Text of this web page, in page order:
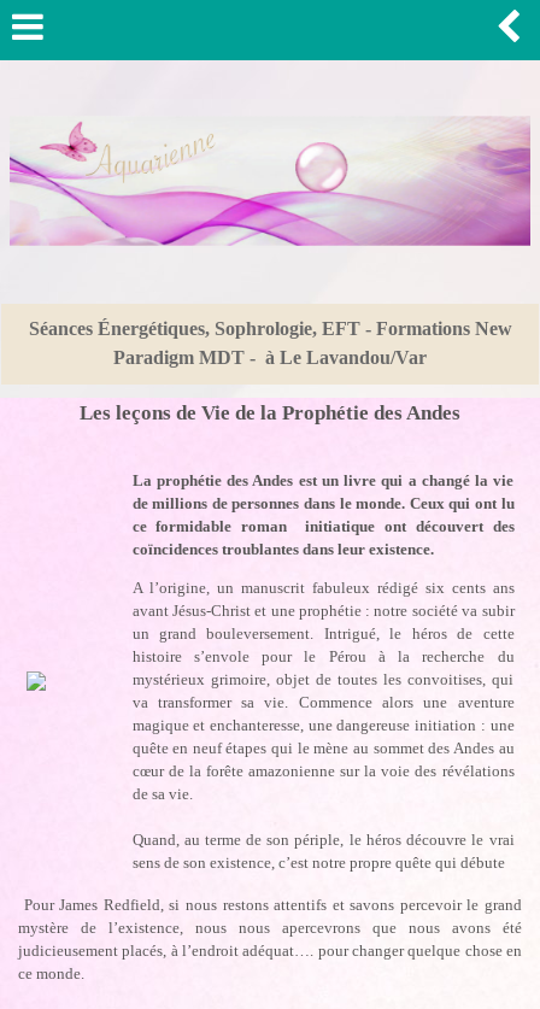
Séances Énergétiques, Sophrologie, EFT - Formations New
Paradigm MDT - à Le Lavandou/Var
Les leçons de Vie de la Prophétie des Andes
La prophétie des Andes est un livre qui a changé la vie
de millions de personnes dans le monde. Ceux qui ont lu
ce formidable roman initiatique ont découvert des
coïncidences troublantes dans leur existence.
A l’origine, un manuscrit fabuleux rédigé six cents ans
avant Jésus-Christ et une prophétie : notre société va subir
un grand bouleversement. Intrigué, le héros de cette
histoire s’envole pour le Pérou à la recherche du
mystérieux grimoire, objet de toutes les convoitises, qui
va transformer sa vie. Commence alors une aventure
magique et enchanteresse, une dangereuse initiation : une
quête en neuf étapes qui le mène au sommet des Andes au
cœur de la forête amazonienne sur la voie des révélations
de sa vie.
Quand, au terme de son périple, le héros découvre le vrai
sens de son existence, c’est notre propre quête qui débute
Pour James Redfield, si nous restons attentifs et savons percevoir le grand
mystère de l’existence, nous nous apercevrons que nous avons été
judicieusement placés, à l’endroit adéquat…. pour changer quelque chose en
ce monde.